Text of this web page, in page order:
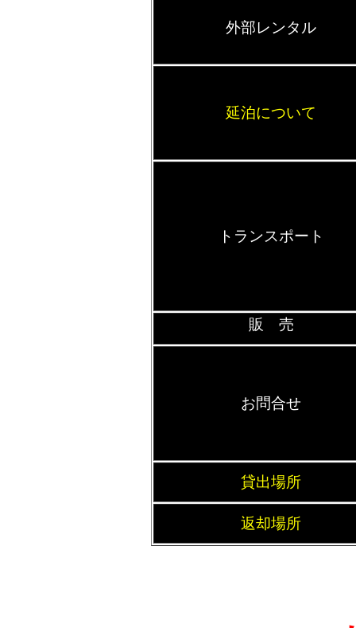
外部レンタル
延泊について
トランスポート
販 売
お問合せ
貸出場所
返却場所